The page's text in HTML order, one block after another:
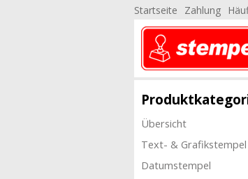
Startseite Zahlung
Übersicht
Text- & Grafikstempel
Datumstempel